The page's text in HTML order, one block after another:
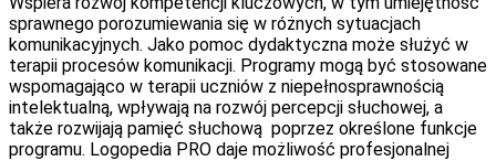
sprawnego porozumiewania się w różnych sytuacjach
komunikacyjnych. Jako pomoc dydaktyczna może służyć w
terapii procesów komunikacji. Programy mogą być stosowane
wspomagająco w terapii uczniów z niepełnosprawnością
intelektualną, wpływają na rozwój percepcji słuchowej, a
także rozwijają pamięć słuchową poprzez określone funkcje
programu. Logopedia PRO daje możliwość profesjonalnej